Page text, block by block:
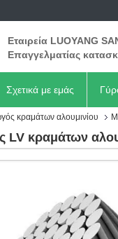
Εταιρεία LUOYANG
Επαγγελματίας
Σχετικά με εμάς
κραμάτων αλουμινίου
κραμάτων